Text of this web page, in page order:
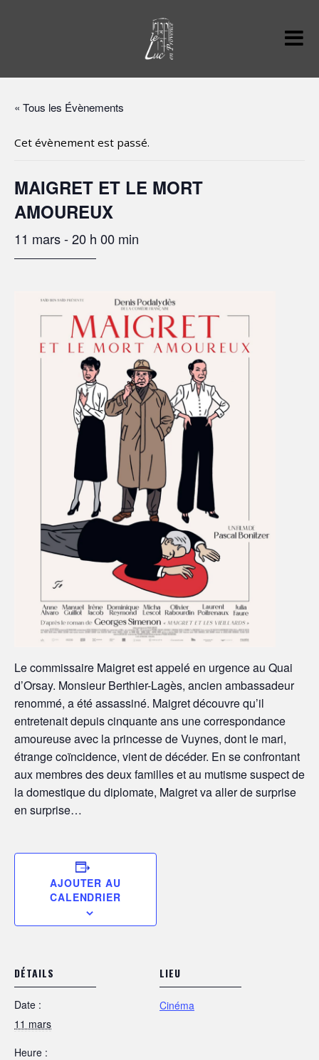
« Tous les Évènements
Cet évènement est passé.
MAIGRET ET LE MORT
AMOUREUX
11 mars - 20 h 00 min
Le commissaire Maigret est appelé en urgence au Quai
d’Orsay. Monsieur Berthier-Lagès, ancien ambassadeur
renommé, a été assassiné. Maigret découvre qu’il
entretenait depuis cinquante ans une correspondance
amoureuse avec la princesse de Vuynes, dont le mari,
étrange coïncidence, vient de décéder. En se confrontant
aux membres des deux familles et au mutisme suspect de
la domestique du diplomate, Maigret va aller de surprise
en surprise…
AJOUTER AU
CALENDRIER
DÉTAILS
Date :
11 mars
Heure :
LIEU
Cinéma